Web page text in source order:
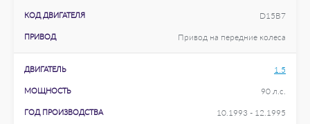
КОД ДВИГАТЕЛЯ D15B7
ПРИВОД Привод на передние колеса
ДВИГАТЕЛЬ 1.5
МОЩНОСТЬ 90 л.с.
ГОД ПРОИЗВОДСТВА 10.1993 - 12.1995